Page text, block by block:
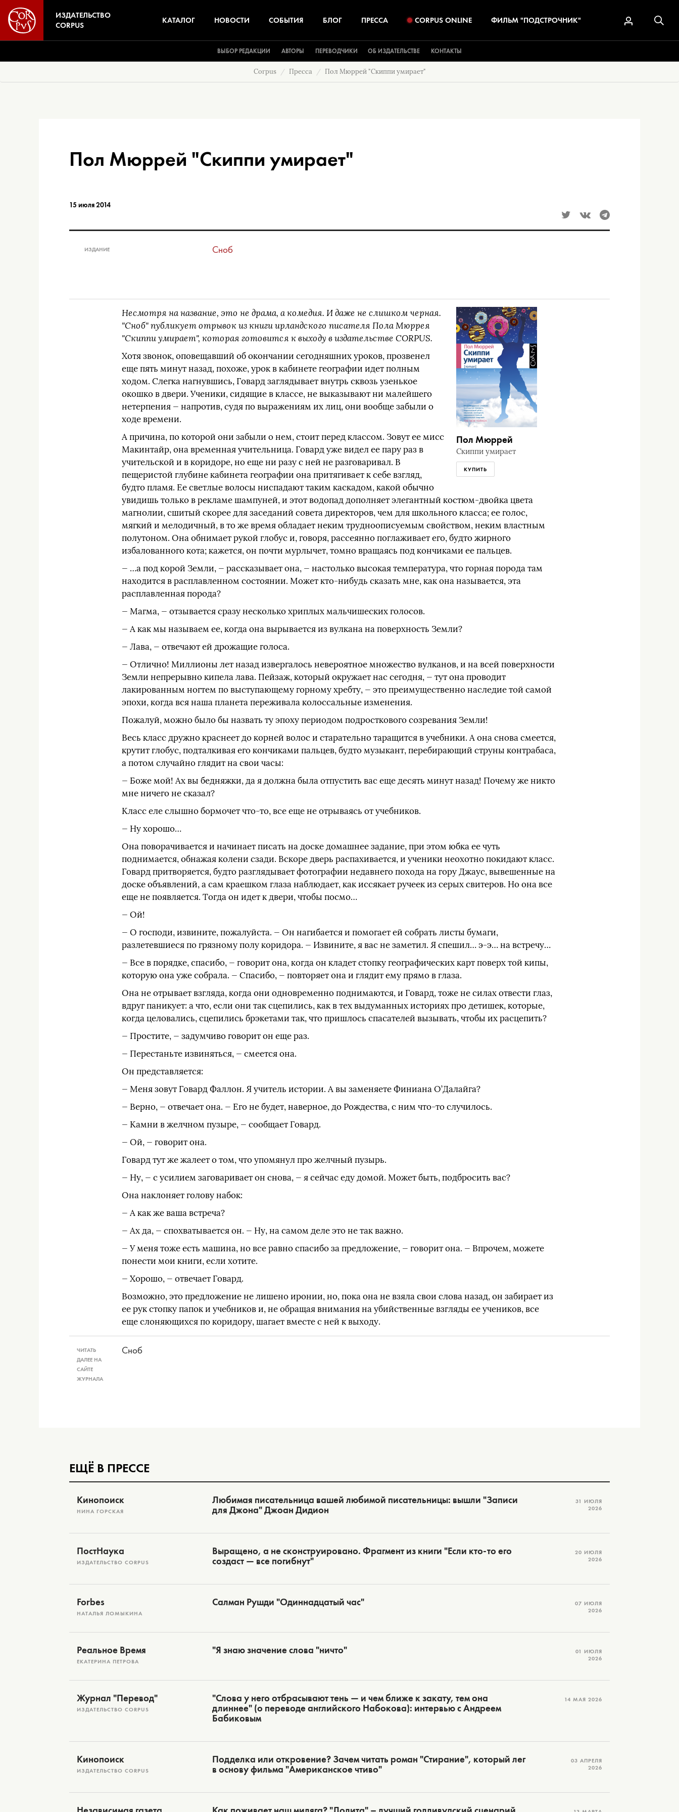
ИЗДАТЕЛЬСТВО
CORPUS
КАТАЛОГ НОВОСТИ СОБЫТИЯ БЛОГ ПРЕССА CORPUS ONLINE ФИЛЬМ "ПОДСТРОЧНИК"
ВЫБОР РЕДАКЦИИ АВТОРЫ ПЕРЕВОДЧИКИ ОБ ИЗДАТЕЛЬСТВЕ КОНТАКТЫ
Corpus Пресса Пол Мюррей "Скиппи умирает"
Пол Мюррей "Скиппи умирает"
15 июля 2014
ИЗДАНИЕ Сноб
Пол Мюррей
Скиппи умирает
КУПИТЬ
Несмотря на название, это не драма, а комедия. И даже не слишком черная.
"Сноб" публикует отрывок из книги ирландского писателя Пола Мюррея
"Скиппи умирает", которая готовится к выходу в издательстве CORPUS.
Хотя звонок, оповещавший об окончании сегодняшних уроков, прозвенел
еще пять минут назад, похоже, урок в кабинете географии идет полным
ходом. Слегка нагнувшись, Говард заглядывает внутрь сквозь узенькое
окошко в двери. Ученики, сидящие в классе, не выказывают ни малейшего
нетерпения — напротив, судя по выражениям их лиц, они вообще забыли о
ходе времени.
А причина, по которой они забыли о нем, стоит перед классом. Зовут ее мисс
Макинтайр, она временная учительница. Говард уже видел ее пару раз в
учительской и в коридоре, но еще ни разу с ней не разговаривал. В
пещеристой глубине кабинета географии она притягивает к себе взгляд,
будто пламя. Ее светлые волосы ниспадают таким каскадом, какой обычно
увидишь только в рекламе шампуней, и этот водопад дополняет элегантный костюм-двойка цвета
магнолии, сшитый скорее для заседаний совета директоров, чем для школьного класса; ее голос,
мягкий и мелодичный, в то же время обладает неким трудноописуемым свойством, неким властным
полутоном. Она обнимает рукой глобус и, говоря, рассеянно поглаживает его, будто жирного
избалованного кота; кажется, он почти мурлычет, томно вращаясь под кончиками ее пальцев.
— …а под корой Земли, — рассказывает она, — настолько высокая температура, что горная порода там
находится в расплавленном состоянии. Может кто-нибудь сказать мне, как она называется, эта
расплавленная порода?
— Магма, — отзывается сразу несколько хриплых мальчишеских голосов.
— А как мы называем ее, когда она вырывается из вулкана на поверхность Земли?
— Лава, — отвечают ей дрожащие голоса.
— Отлично! Миллионы лет назад извергалось невероятное множество вулканов, и на всей поверхности
Земли непрерывно кипела лава. Пейзаж, который окружает нас сегодня, — тут она проводит
лакированным ногтем по выступающему горному хребту, — это преимущественно наследие той самой
эпохи, когда вся наша планета переживала колоссальные изменения.
Пожалуй, можно было бы назвать ту эпоху периодом подросткового созревания Земли!
Весь класс дружно краснеет до корней волос и старательно таращится в учебники. А она снова смеется,
крутит глобус, подталкивая его кончиками пальцев, будто музыкант, перебирающий струны контрабаса,
а потом случайно глядит на свои часы:
— Боже мой! Ах вы бедняжки, да я должна была отпустить вас еще десять минут назад! Почему же никто
мне ничего не сказал?
Класс еле слышно бормочет что-то, все еще не отрываясь от учебников.
— Ну хорошо…
Она поворачивается и начинает писать на доске домашнее задание, при этом юбка ее чуть
поднимается, обнажая колени сзади. Вскоре дверь распахивается, и ученики неохотно покидают класс.
Говард притворяется, будто разглядывает фотографии недавнего похода на гору Джаус, вывешенные на
доске объявлений, а сам краешком глаза наблюдает, как иссякает ручеек из серых свитеров. Но она все
еще не появляется. Тогда он идет к двери, чтобы посмо…
— Ой!
— О господи, извините, пожалуйста. — Он нагибается и помогает ей собрать листы бумаги,
разлетевшиеся по грязному полу коридора. — Извините, я вас не заметил. Я спешил… э-э… на встречу…
— Все в порядке, спасибо, — говорит она, когда он кладет стопку географических карт поверх той кипы,
которую она уже собрала. — Спасибо, — повторяет она и глядит ему прямо в глаза.
Она не отрывает взгляда, когда они одновременно поднимаются, и Говард, тоже не силах отвести глаз,
вдруг паникует: а что, если они так сцепились, как в тех выдуманных историях про детишек, которые,
когда целовались, сцепились брэкетами так, что пришлось спасателей вызывать, чтобы их расцепить?
— Простите, — задумчиво говорит он еще раз.
— Перестаньте извиняться, — смеется она.
Он представляется:
— Меня зовут Говард Фаллон. Я учитель истории. А вы заменяете Финиана О’Далайга?
— Верно, — отвечает она. — Его не будет, наверное, до Рождества, с ним что-то случилось.
— Камни в желчном пузыре, — сообщает Говард.
— Ой, — говорит она.
Говард тут же жалеет о том, что упомянул про желчный пузырь.
— Ну, — с усилием заговаривает он снова, — я сейчас еду домой. Может быть, подбросить вас?
Она наклоняет голову набок:
— А как же ваша встреча?
— Ах да, — спохватывается он. — Ну, на самом деле это не так важно.
— У меня тоже есть машина, но все равно спасибо за предложение, — говорит она. — Впрочем, можете
понести мои книги, если хотите.
— Хорошо, — отвечает Говард.
Возможно, это предложение не лишено иронии, но, пока она не взяла свои слова назад, он забирает из
ее рук стопку папок и учебников и, не обращая внимания на убийственные взгляды ее учеников, все
еще слоняющихся по коридору, шагает вместе с ней к выходу.
ЧИТАТЬ
ДАЛЕЕ НА
САЙТЕ
ЖУРНАЛА
Сноб
ЕЩЁ В ПРЕССЕ
Кинопоиск
НИНА ГОРСКАЯ
31 ИЮЛЯ
2026
Любимая писательница вашей любимой писательницы: вышли "Записи
для Джона" Джоан Дидион
ПостНаука
ИЗДАТЕЛЬСТВО CORPUS
20 ИЮЛЯ
2026
Выращено, а не сконструировано. Фрагмент из книги "Если кто-то его
создаст — все погибнут"
Forbes
НАТАЛЬЯ ЛОМЫКИНА
07 ИЮЛЯ
2026
Салман Рушди "Одиннадцатый час"
Реальное Время
ЕКАТЕРИНА ПЕТРОВА
01 ИЮЛЯ
2026
"Я знаю значение слова "ничто"
Журнал "Перевод"
ИЗДАТЕЛЬСТВО CORPUS
14 МАЯ 2026
"Слова у него отбрасывают тень — и чем ближе к закату, тем она
длиннее" (о переводе английского Набокова): интервью с Андреем
Бабиковым
Кинопоиск
ИЗДАТЕЛЬСТВО CORPUS
03 АПРЕЛЯ
2026
Подделка или откровение? Зачем читать роман "Стирание", который лег
в основу фильма "Американское чтиво"